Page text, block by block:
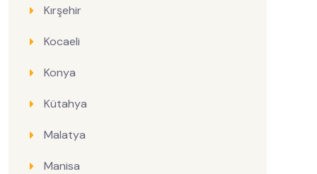
Kırşehir
Kocaeli
Konya
Kütahya
Malatya
Manisa